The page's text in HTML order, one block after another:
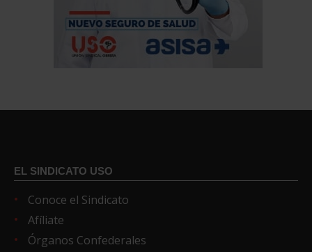
EL SINDICATO USO
Conoce el Sindicato
Afíliate
Órganos Confederales